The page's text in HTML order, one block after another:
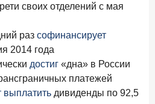
своих отделений с мая
раз софинансирует
2014 года
достиг «дна» в России
платежей
выплатить дивиденды по 92,5